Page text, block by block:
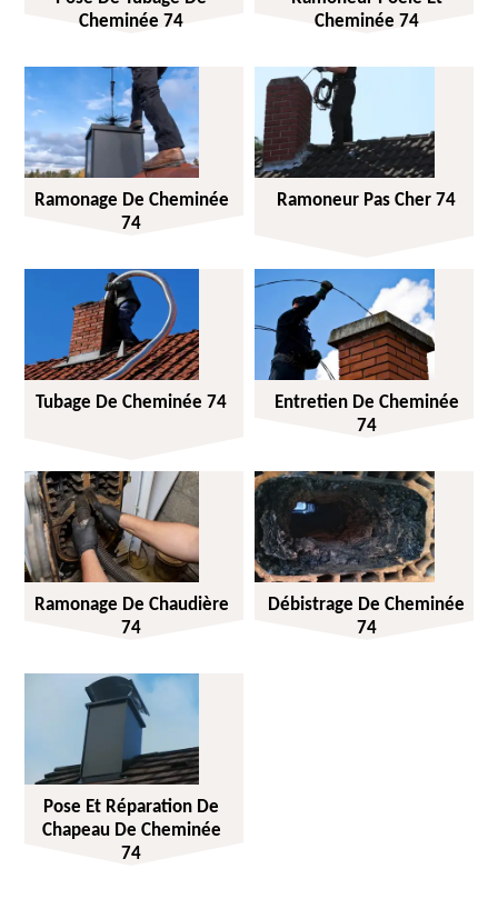
Cheminée 74
Cheminée 74
Ramonage De Cheminée
74
Ramoneur Pas Cher 74
Tubage De Cheminée 74
Entretien De Cheminée
74
Ramonage De Chaudière
74
Débistrage De Cheminée
74
Pose Et Réparation De
Chapeau De Cheminée
74